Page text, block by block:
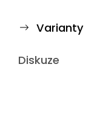
Varianty
Diskuze